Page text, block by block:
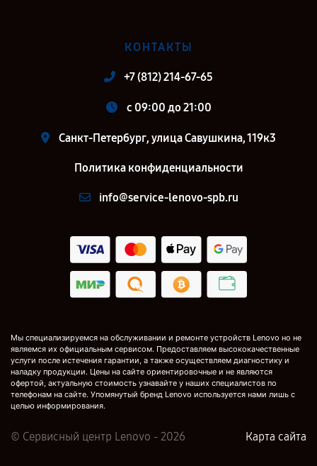
КОНТАКТЫ
+7 (812) 214-67-65
c 09:00 до 21:00
Санкт-Петербург, улица Савушкина, 119к3
Политика конфиденциальности
info@service-lenovo-spb.ru
Мы специализируемся на обслуживании и ремонте устройств Lenovo но не
являемся их официальным сервисом. Предоставляем высококачественные
услуги после истечения гарантии, а также осуществляем диагностику и
наладку продукции. Цены на сайте ориентировочные и не являются
офертой, актуальную стоимость узнавайте у наших специалистов по
телефонам на сайте. Упомянутый бренд Lenovo используется нами лишь с
целью информирования.
© Сервисный центр Lenovo - 2026 Карта сайта